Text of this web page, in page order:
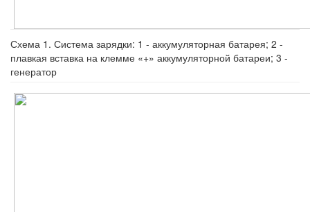
Схема 1. Система зарядки: 1 - аккумуляторная батарея; 2 -
плавкая вставка на клемме «+» аккумуляторной батареи; 3 -
генератор